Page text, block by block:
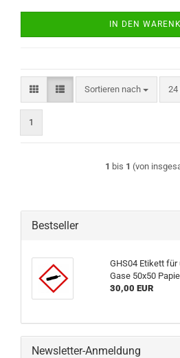
IN DEN
Sortieren nach
Sortieren nach 24
1
1 bis 1 (von
Bestseller
GHS04 Etikett
Gase 50x50
30,00 EUR
Newsletter-Anmeldung